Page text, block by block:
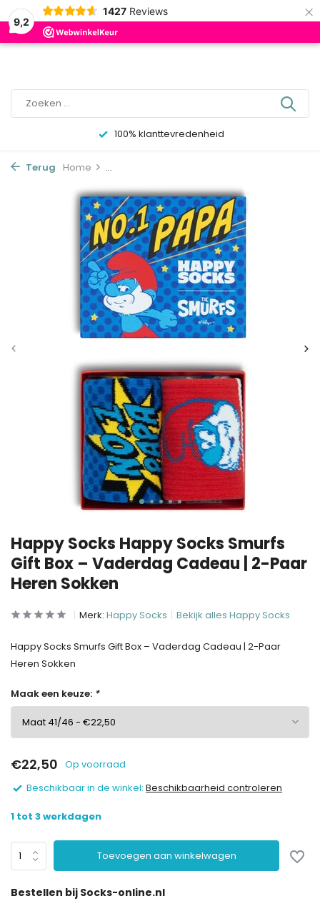
9,2
1427 Reviews ×
0
100% klanttevredenheid
Terug Home ...
Happy Socks Happy Socks Smurfs
Gift Box – Vaderdag Cadeau | 2-Paar
Heren Sokken
Merk: Happy Socks Bekijk alles Happy Socks
Happy Socks Smurfs Gift Box – Vaderdag Cadeau | 2-Paar
Heren Sokken
Maak een keuze: *
€22,50 Op voorraad
Beschikbaar in de winkel: Beschikbaarheid controleren
1 tot 3 werkdagen
Toevoegen aan winkelwagen
Bestellen bij Socks-online.nl